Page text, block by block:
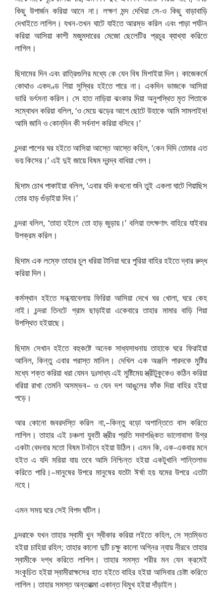
কিছু উপার্জন করিয়া আনে না। লক্ষণ মন্দ দেখিয়া সে-ও কিছু বাড়াবাড়ি
দেখাইতে লাগিল। যখন-তখন ঘাটে যাইতে আরম্ভ করিল এবং পাড়া পর্যটন
করিয়া আসিয়া কাশী মজুমদারের মেজো ছেলেটির প্রচুর ব্যাখ্যা করিতে
লাগিল।
ছিদামের দিন এবং রাত্রিগুলির মধ্যে কে যেন বিষ মিশাইয়া দিল। কাজেকর্মে
কোথাও একদণ্ড গিয়া সুস্থির হইতে পারে না। একদিন ভাজকে আসিয়া
ভারি ভর্ৎসনা করিল। সে হাত নাড়িয়া ঝংকার দিয়া অনুপস্থিত মৃত পিতাকে
সম্বোধন করিয়া বলিল, ‘ও মেয়ে ঝড়ের আগে ছোটে উহাকে আমি সামলাইব!
আমি জানি ও কোন্‌দিন কী সর্বনাশ করিয়া বসিবে।’
চন্দরা পাশের ঘর হইতে আসিয়া আস্তে আস্তে কহিল, ‘কেন দিদি তোমার এত
ভয় কিসের।’ এই দুই জায়ে বিষম দ্বন্দ্ব বাধিয়া গেল।
ছিদাম চোখ পাকাইয়া বলিল, ‘এবার যদি কখনো শুনি তুই একলা ঘাটে গিয়াছিস
তোর হাড় গুঁড়াইয়া দিব।’
চন্দরা বলিল, ‘তাহা হইলে তো হাড় জুড়ায়।’ বলিয়া তৎক্ষণাৎ বাহিরে যাইবার
উপক্রম করিল।
ছিদাম এক লম্ফে তাহার চুল ধরিয়া টানিয়া ঘরে পুরিয়া বাহির হইতে দ্বার রুদ্ধ
করিয়া দিল।
কর্মস্থান হইতে সন্ধ্যাবেলায় ফিরিয়া আসিয়া দেখে ঘর খোলা, ঘরে কেহ
নাই। চন্দরা তিনটে গ্রাম ছাড়াইয়া একেবারে তাহার মামার বাড়ি গিয়া
উপস্থিত হইয়াছে।
ছিদাম সেখান হইতে বহুকষ্টে অনেক সাধ্যসাধনায় তাহাকে ঘরে ফিরাইয়া
আনিল, কিন্তু এবার পরাস্ত মানিল। দেখিল এক অঞ্জলি পারদকে মুষ্টির
মধ্যে শক্ত করিয়া ধরা যেমন দুঃসাধ্য এই মুষ্টিমেয় স্ত্রীটুকুকেও কঠিন করিয়া
ধরিয়া রাখা তেমনি অসম্ভব– ও যেন দশ আঙুলের ফাঁক দিয়া বাহির হইয়া
পড়ে।
আর কোনো জবরদস্তি করিল না,–কিন্তু বড়ো অশান্তিতে বাস করিতে
লাগিল। তাহার এই চঞ্চলা যুবতী স্ত্রীর প্রতি সদাশঙ্কিত ভালোবাসা উগ্র
একটা বেদনার মতো বিষম টনটনে হইয়া উঠিল। এমন কি, এক-একবার মনে
হইত এ যদি মরিয়া যায় তবে আমি নিশ্চিন্ত হইয়া একটুখানি শান্তিলাভ
করিতে পারি।–মানুষের উপরে মানুষের যতটা ঈর্ষা হয় যমের উপরে এতটা
নহে।
এমন সময় ঘরে সেই বিপদ ঘটিল।
চন্দরাকে যখন তাহার স্বামী খুন স্বীকার করিয়া লইতে কহিল, সে স্তম্ভিত
হইয়া চাহিয়া রহিল; তাহার কালো দুটি চক্ষু কালো অগ্নির ন্যায় নীরবে তাহার
স্বামীকে দগ্ধ করিতে লাগিল। তাহার সমস্ত শরীর মন যেন ক্রমেই
সংকুচিত হইয়া স্বামীরাক্ষসের হাত হইতে বাহির হইয়া আসিবার চেষ্টা করিতে
লাগিল। তাহার সমস্ত অন্তরাত্মা একান্ত বিমুখ হইয়া দাঁড়াইল।